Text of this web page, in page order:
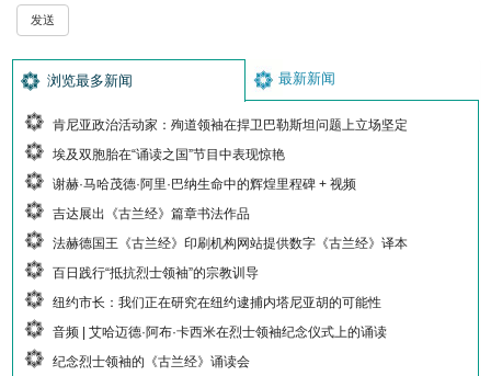
浏览最多新闻 最新新闻
肯尼亚政治活动家：殉道领袖在捍卫巴勒斯坦问题上立场坚定
埃及双胞胎在“诵读之国”节目中表现惊艳
谢赫·马哈茂德·阿里·巴纳生命中的辉煌里程碑 + 视频
吉达展出《古兰经》篇章书法作品
法赫德国王《古兰经》印刷机构网站提供数字《古兰经》译本
百日践行“抵抗烈士领袖”的宗教训导
纽约市长：我们正在研究在纽约逮捕内塔尼亚胡的可能性
音频 | 艾哈迈德·阿布·卡西米在烈士领袖纪念仪式上的诵读
纪念烈士领袖的《古兰经》诵读会